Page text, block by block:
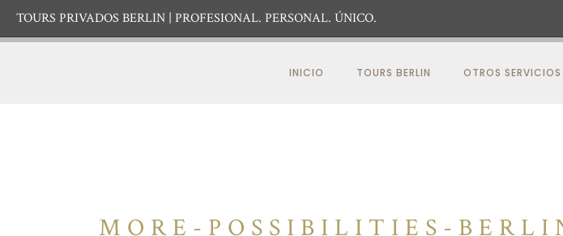
TOURS PRIVADOS BERLIN PROFESIONAL. PERSONAL. ÚNICO.
INICIO TOURS BERLIN OTROS SERVICIOS
MORE-POSSIBILITIES-